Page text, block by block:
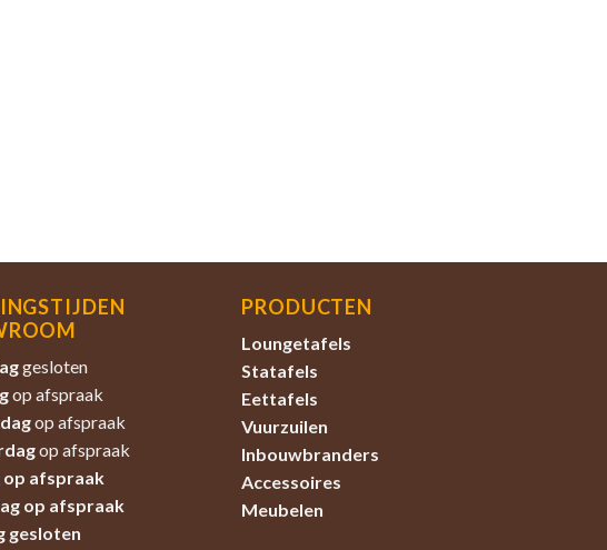
gesloten
op afspraak
op afspraak
op afspraak
op afspraak
op afspraak
gesloten
PRODUCTEN
Loungetafels
Statafels
Eettafels
Vuurzuilen
Inbouwbranders
Accessoires
Meubelen